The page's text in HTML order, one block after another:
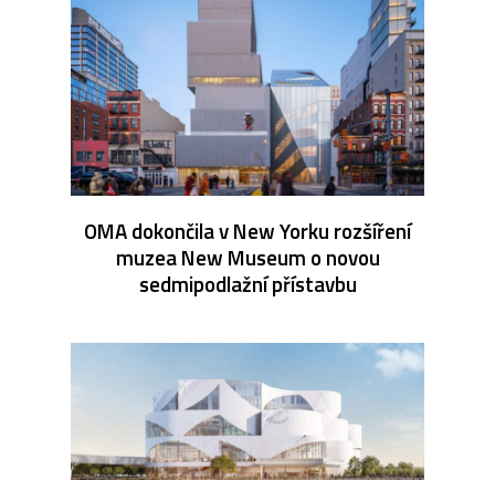
OMA dokončila v New Yorku rozšíření
muzea New Museum o novou
sedmipodlažní přístavbu